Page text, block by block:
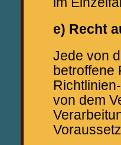
e) Recht
Jede von
betroffene
von dem